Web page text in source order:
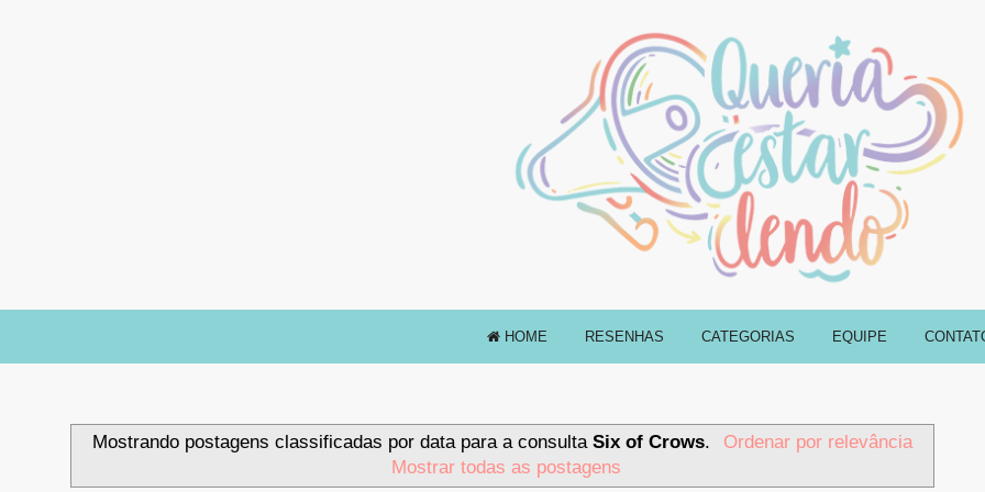
HOME RESENHAS CATEGORIAS EQUIPE
Mostrando postagens classificadas por data para a consultaSix of Crows.
Ordenar por relevância
Mostrar todas as postagens